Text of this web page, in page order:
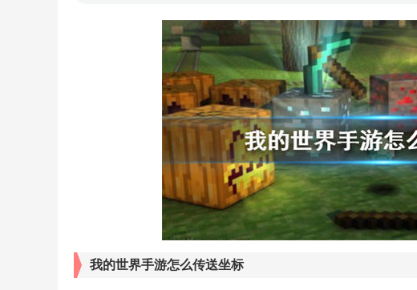
我的世界手游怎么传送坐标